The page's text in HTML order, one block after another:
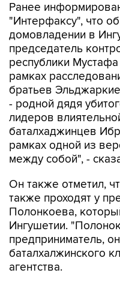
Ранее
"Интерфаксу", что
домовладении в
председатель
республики
рамках
братьев
- родной дядя
лидеров
баталхаджинцев
рамках одной из
между собой", -
Он также отметил,
также проходят у
Полонкоева,
Ингушетии.
предприниматель,
баталхалжинского
агентства.